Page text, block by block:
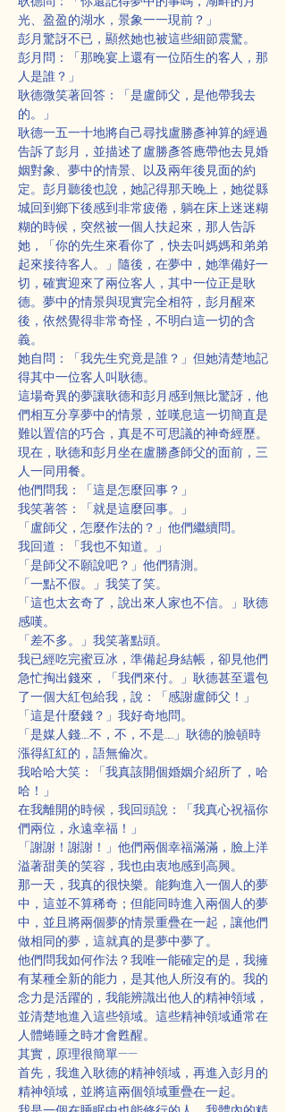
光、盈盈的湖水，景象一一現前？」
彭月驚訝不已，顯然她也被這些細節震驚。
彭月問：「那晚宴上還有一位陌生的客人，那
人是誰？」
耿德微笑著回答：「是盧師父，是他帶我去
的。」
耿德一五一十地將自己尋找盧勝彥神算的經過
告訴了彭月，並描述了盧勝彥答應帶他去見婚
姻對象、夢中的情景、以及兩年後見面的約
定。彭月聽後也說，她記得那天晚上，她從縣
城回到鄉下後感到非常疲倦，躺在床上迷迷糊
糊的時候，突然被一個人扶起來，那人告訴
她，「你的先生來看你了，快去叫媽媽和弟弟
起來接待客人。」隨後，在夢中，她準備好一
切，確實迎來了兩位客人，其中一位正是耿
德。夢中的情景與現實完全相符，彭月醒來
後，依然覺得非常奇怪，不明白這一切的含
義。
她自問：「我先生究竟是誰？」但她清楚地記
得其中一位客人叫耿德。
這場奇異的夢讓耿德和彭月感到無比驚訝，他
們相互分享夢中的情景，並嘆息這一切簡直是
難以置信的巧合，真是不可思議的神奇經歷。
現在，耿德和彭月坐在盧勝彥師父的面前，三
人一同用餐。
他們問我：「這是怎麼回事？」
我笑著答：「就是這麼回事。」
「盧師父，怎麼作法的？」他們繼續問。
我回道：「我也不知道。」
「是師父不願說吧？」他們猜測。
「一點不假。」我笑了笑。
「這也太玄奇了，說出來人家也不信。」耿德
感嘆。
「差不多。」我笑著點頭。
我已經吃完蜜豆冰，準備起身結帳，卻見他們
急忙掏出錢來，「我們來付。」耿德甚至還包
了一個大紅包給我，說：「感謝盧師父！」
「這是什麼錢？」我好奇地問。
「是媒人錢……不，不，不是……」耿德的臉頓時
漲得紅紅的，語無倫次。
我哈哈大笑：「我真該開個婚姻介紹所了，哈
哈！」
在我離開的時候，我回頭說：「我真心祝福你
們兩位，永遠幸福！」
「謝謝！謝謝！」他們兩個幸福滿滿，臉上洋
溢著甜美的笑容，我也由衷地感到高興。
那一天，我真的很快樂。能夠進入一個人的夢
中，這並不算稀奇；但能同時進入兩個人的夢
中，並且將兩個夢的情景重疊在一起，讓他們
做相同的夢，這就真的是夢中夢了。
他們問我如何作法？我唯一能確定的是，我擁
有某種全新的能力，是其他人所沒有的。我的
念力是活躍的，我能辨識出他人的精神領域，
並清楚地進入這些領域。這些精神領域通常在
人體蜷睡之時才會甦醒。
其實，原理很簡單——
首先，我進入耿德的精神領域，再進入彭月的
精神領域，並將這兩個領域重疊在一起。